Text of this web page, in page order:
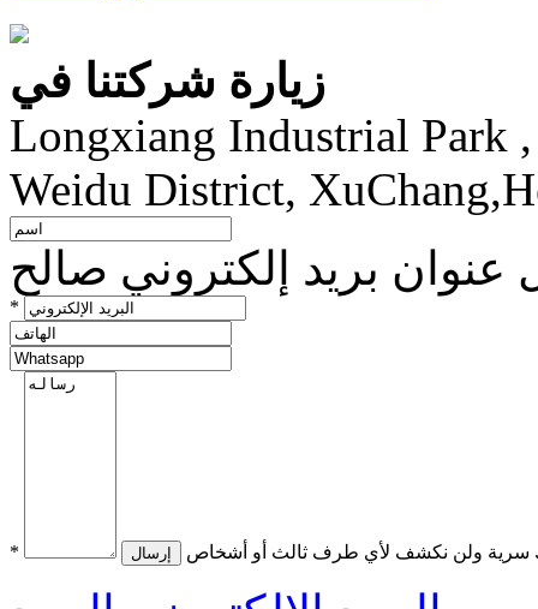
زيارة شركتنا في
Longxiang Industrial Park ,
Weidu District,
عنوان بريد إلكتروني صالح
*
* إرسال سرية ولن نكشف لأي طرف ثالث أو أشخاص